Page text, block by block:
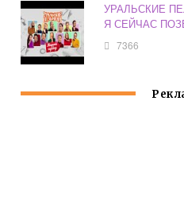
УРАЛЬСКИЕ
Я СЕЙЧАС
7366